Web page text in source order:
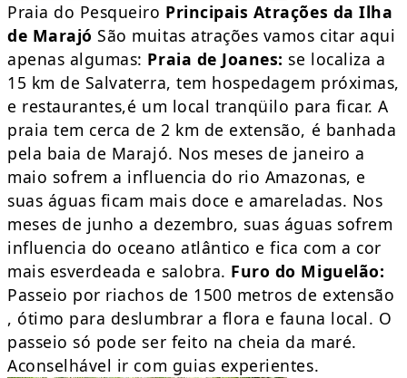
Praia do Pesqueiro Principais Atrações da Ilha
de Marajó São muitas atrações vamos citar aqui
apenas algumas: Praia de Joanes: se localiza a
15 km de Salvaterra, tem hospedagem próximas,
e restaurantes,é um local tranqüilo para ficar. A
praia tem cerca de 2 km de extensão, é banhada
pela baia de Marajó. Nos meses de janeiro a
maio sofrem a influencia do rio Amazonas, e
suas águas ficam mais doce e amareladas. Nos
meses de junho a dezembro, suas águas sofrem
influencia do oceano atlântico e fica com a cor
mais esverdeada e salobra. Furo do Miguelão:
Passeio por riachos de 1500 metros de extensão
, ótimo para deslumbrar a flora e fauna local. O
passeio só pode ser feito na cheia da maré.
Aconselhável ir com guias experientes.